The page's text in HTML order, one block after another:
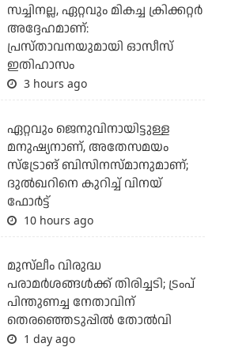
സച്ചിനല്ല, ഏറ്റവും മികച്ച ക്രിക്കറ്റര്‍
അദ്ദേഹമാണ്:
പ്രസ്താവനയുമായി ഓസീസ്
ഇതിഹാസം
3 hours ago
ഏറ്റവും ജെനുവിനായിട്ടുള്ള
മനുഷ്യനാണ്, അതേസമയം
സ്‌ട്രോങ് ബിസിനസ്മാനുമാണ്;
ദുല്‍ഖറിനെ കുറിച്ച് വിനയ്
ഫോര്‍ട്ട്
10 hours ago
മുസ്‌ലീം വിരുദ്ധ
പരാമര്‍ശങ്ങള്‍ക്ക് തിരിച്ചടി; ട്രംപ്
പിന്തുണച്ച നേതാവിന്
തെരഞ്ഞെടുപ്പില്‍ തോല്‍വി
1 day ago